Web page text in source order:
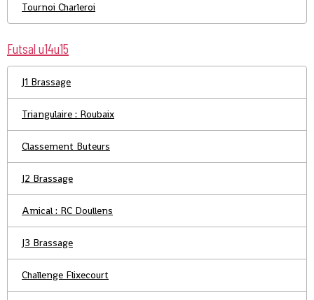
Tournoi Charleroi
Futsal u14u15
J1 Brassage
Triangulaire : Roubaix
Classement Buteurs
J2 Brassage
Amical : RC Doullens
J3 Brassage
Challenge Flixecourt